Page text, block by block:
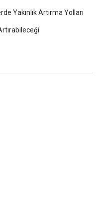
Yakınlık Artırma Yolları